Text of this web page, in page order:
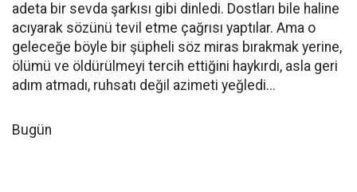
adeta bir sevda şarkısı gibi dinledi. Dostları bile haline
acıyarak sözünü tevil etme çağrısı yaptılar. Ama o
geleceğe böyle bir şüpheli söz miras bırakmak yerine,
ölümü ve öldürülmeyi tercih ettiğini haykırdı, asla geri
adım atmadı, ruhsatı değil azimeti yeğledi...
Bugün